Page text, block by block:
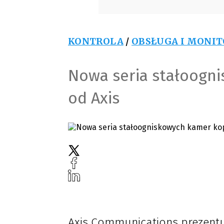
KONTROLA / OBSŁUGA I
Nowa seria
od Axis